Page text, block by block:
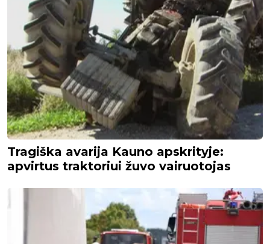
Tragiška avarija Kauno apskrityje:
apvirtus traktoriui žuvo vairuotojas